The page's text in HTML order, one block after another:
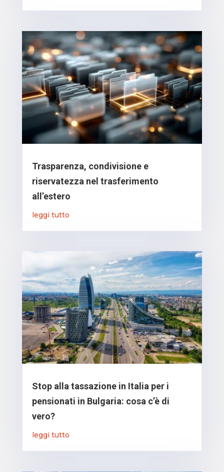
Trasparenza, condivisione e
riservatezza nel trasferimento
all’estero
leggi tutto
Stop alla tassazione in Italia per i
pensionati in Bulgaria: cosa c’è di
vero?
leggi tutto